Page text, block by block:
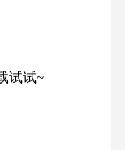
试试~